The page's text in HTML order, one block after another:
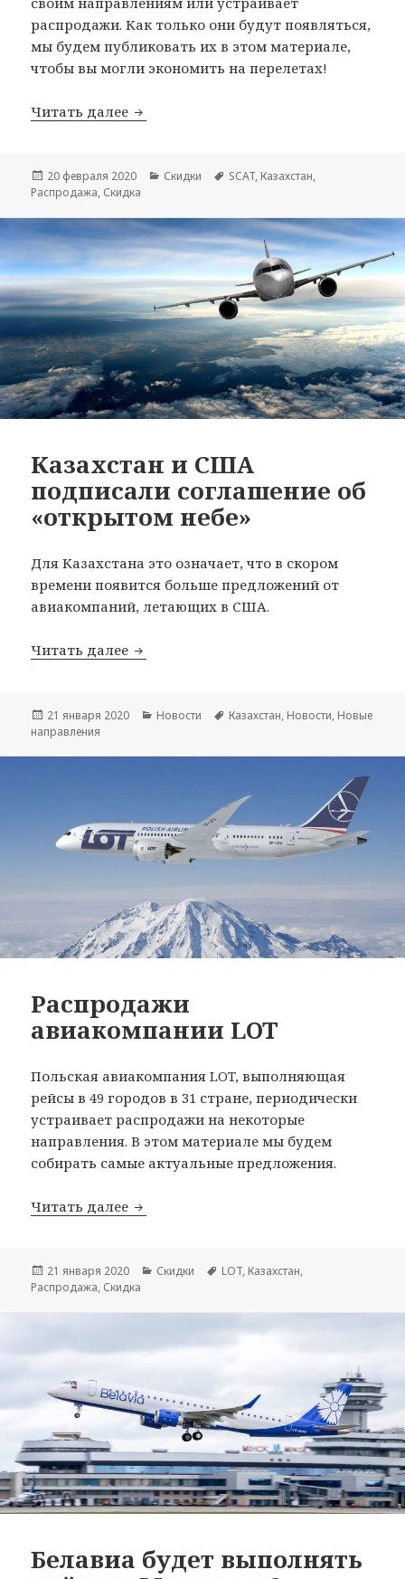
распродажи. Как только они будут появляться,
мы будем публиковать их в этом материале,
чтобы вы могли экономить на перелетах!
Читать далее Распродажи авиакомпании SCAT
Опубликовано
20 февраля 2020 Рубрики
Скидки Метки
SCAT, Казахстан,
Распродажа, Скидка
Казахстан и США
подписали соглашение об
«открытом небе»
Для Казахстана это означает, что в скором
времени появится больше предложений от
авиакомпаний, летающих в США.
Читать далее Казахстан и США подписали
Опубликовано
21 января 2020 Рубрики
Новости Метки
Казахстан, Новости, Новые
направления
Распродажи
авиакомпании LOT
Польская авиакомпания LOT, выполняющая
рейсы в 49 городов в 31 стране, периодически
устраивает распродажи на некоторые
направления. В этом материале мы будем
собирать самые актуальные предложения.
Читать далее Распродажи авиакомпании LOT
Опубликовано
21 января 2020 Рубрики
Скидки Метки
LOT, Казахстан,
Распродажа, Скидка
Белавиа будет выполнять